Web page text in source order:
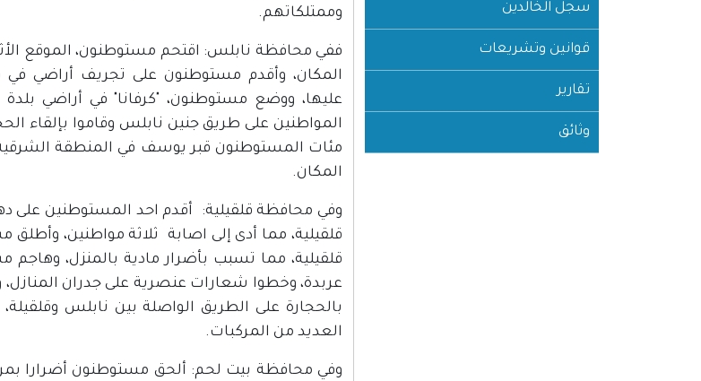
سجل الخالدين
قوانين وتشريعات
تقارير
وثائق
وممتلكاتهم.
ففي محافظة نابلس: اقتحم مستوطنون، الموقع
المكان، وأقدم مستوطنون على تجريف أراضي
عليها، ووضع مستوطنون، "كرفانا" في أراضي
المواطنين على طريق جنين نابلس وقاموا بإلقاء
مئات المستوطنون قبر يوسف في المنطقة
المكان.
وفي محافظة قلقيلية: أقدم احد المستوطنين
قلقيلية، مما أدى إلى اصابة ثلاثة مواطنين،
قلقيلية، مما تسبب بأضرار مادية بالمنزل،
عربدة، وخطوا شعارات عنصرية على جدران
بالحجارة على الطريق الواصلة بين نابلس
العديد من المركبات.
وفي محافظة بيت لحم: ألحق مستوطنون أضرارا